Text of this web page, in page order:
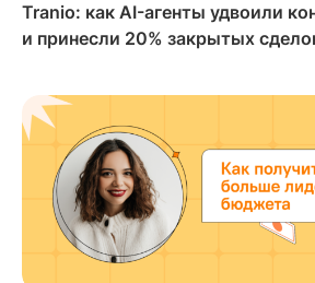
Tranio: как AI-агенты удвоили
и принесли 20% закрытых